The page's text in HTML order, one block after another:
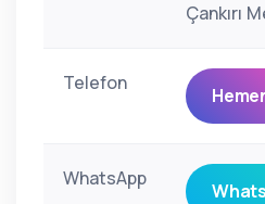
Çankırı
Telefon
WhatsApp